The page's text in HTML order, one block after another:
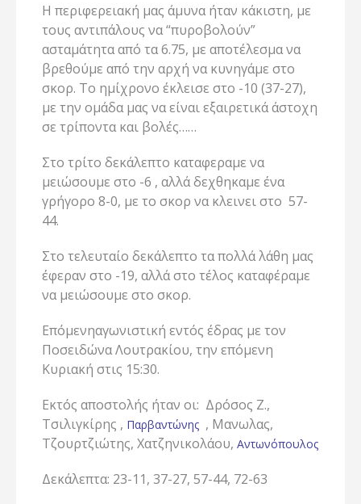
Η περιφερειακή μας άμυνα ήταν κάκιστη, με
τους αντιπάλους να “πυροβολούν”
ασταμάτητα από τα 6.75, με αποτέλεσμα να
βρεθούμε από την αρχή να κυνηγάμε στο
σκορ. Το ημίχρονο έκλεισε στο -10 (37-27),
με την ομάδα μας να είναι εξαιρετικά άστοχη
σε τρίποντα και βολές……
Στο τρίτο δεκάλεπτο καταφεραμε να
μειώσουμε στο -6 , αλλά δεχθηκαμε ένα
γρήγορο 8-0, με το σκορ να κλεινει στο 57-
44.
Στο τελευταίο δεκάλεπτο τα πολλά λάθη μας
έφεραν στο -19, αλλά στο τέλος καταφέραμε
να μειώσουμε στο σκορ.
Επόμενηαγωνιστική εντός έδρας με τον
Ποσειδώνα Λουτρακίου, την επόμενη
Κυριακή στις 15:30.
Εκτός αποστολής ήταν οι: Δρόσος Ζ.,
Τσιλιγκίρης , Παρβαντώνης, Μανωλας,
Τζουρτζιώτης, Χατζηνικολάου, Αντωνόπουλος
Δεκάλεπτα: 23-11, 37-27, 57-44, 72-63